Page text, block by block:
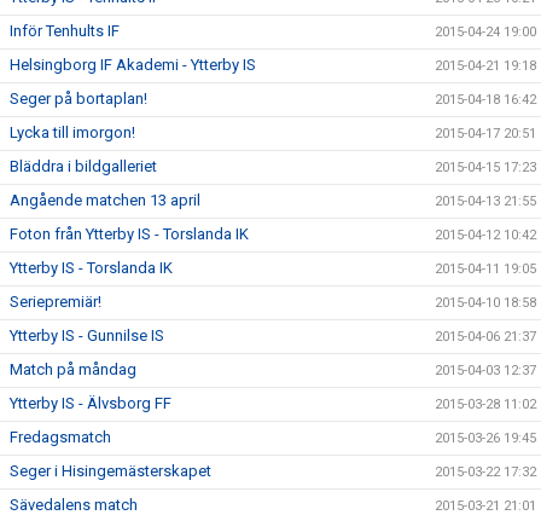
Inför Tenhults IF 2015-04-24 19:00
Helsingborg IF Akademi - Ytterby IS 2015-04-21 19:18
Seger på bortaplan! 2015-04-18 16:42
Lycka till imorgon! 2015-04-17 20:51
Bläddra i bildgalleriet 2015-04-15 17:23
Angående matchen 13 april 2015-04-13 21:55
Foton från Ytterby IS - Torslanda IK 2015-04-12 10:42
Ytterby IS - Torslanda IK 2015-04-11 19:05
Seriepremiär! 2015-04-10 18:58
Ytterby IS - Gunnilse IS 2015-04-06 21:37
Match på måndag 2015-04-03 12:37
Ytterby IS - Älvsborg FF 2015-03-28 11:02
Fredagsmatch 2015-03-26 19:45
Seger i Hisingemästerskapet 2015-03-22 17:32
Sävedalens match 2015-03-21 21:01